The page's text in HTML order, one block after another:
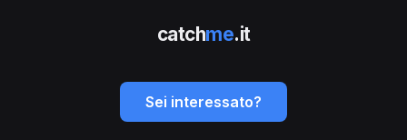
catchme.it
Sei interessato?